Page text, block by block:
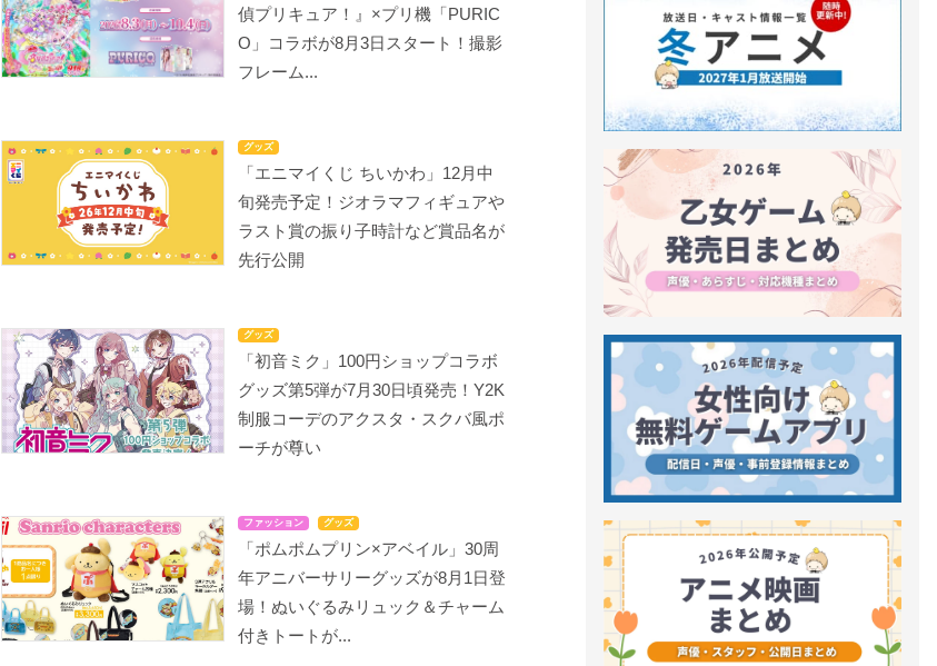
偵プリキュア！』×プリ機「PURIC
O」コラボが8月3日スタート！撮影
フレーム...
グッズ
「エニマイくじ ちいかわ」12月中
旬発売予定！ジオラマフィギュアや
ラスト賞の振り子時計など賞品名が
先行公開
グッズ
「初音ミク」100円ショップコラボ
グッズ第5弾が7月30日頃発売！Y2K
制服コーデのアクスタ・スクバ風ポ
ーチが尊い
ファッション グッズ
「ポムポムプリン×アベイル」30周
年アニバーサリーグッズが8月1日登
場！ぬいぐるみリュック＆チャーム
付きトートが...